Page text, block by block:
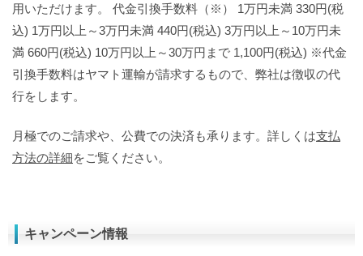
用いただけます。 代金引換手数料（※） 1万円未満 330円(税
込) 1万円以上～3万円未満 440円(税込) 3万円以上～10万円未
満 660円(税込) 10万円以上～30万円まで 1,100円(税込) ※代金
引換手数料はヤマト運輸が請求するもので、弊社は徴収の代
行をします。
月極でのご請求や、公費での決済も承ります。詳しくは支払
方法の詳細をご覧ください。
キャンペーン情報